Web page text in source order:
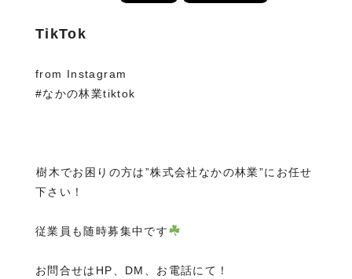
TikTok
from Instagram
#なかの林業tiktok
⁡樹木でお困りの方は”株式会社なかの林業”にお任せ
下さい！
従業員も随時募集中です
お問合せはHP、DM、お電話にて！